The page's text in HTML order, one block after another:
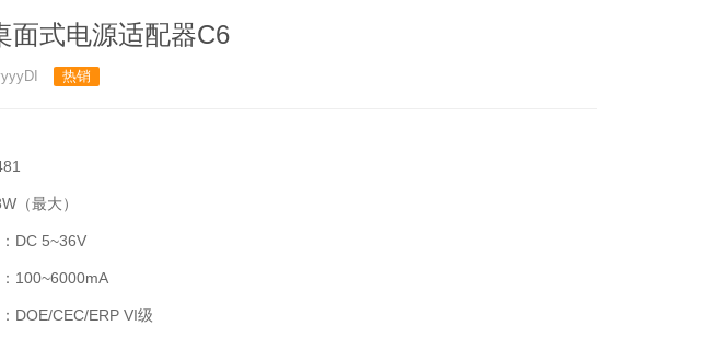
面式电源适配器C6
热销
（最大）
DC 5~36V
100~6000mA
DOE/CEC/ERP VI级